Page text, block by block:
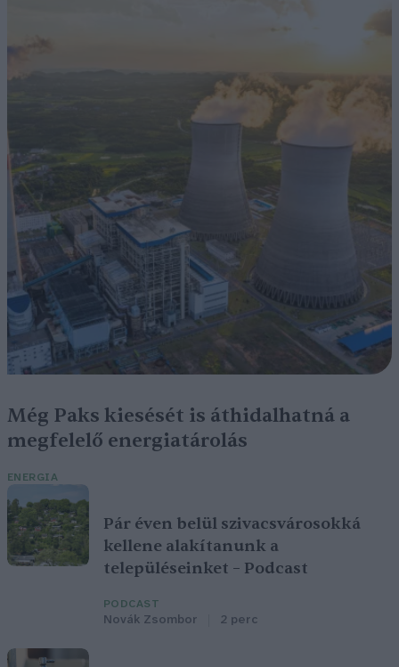
Még Paks kiesését is áthidalhatná a
megfelelő energiatárolás
ENERGIA
Pár éven belül szivacsvárosokká
kellene alakítanunk a
településeinket – Podcast
PODCAST
Novák Zsombor 2 perc